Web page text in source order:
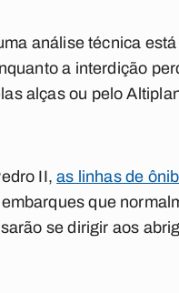
análise técnica
a interdição
alças ou pelo
II,as linhas de
que
se dirigir aos